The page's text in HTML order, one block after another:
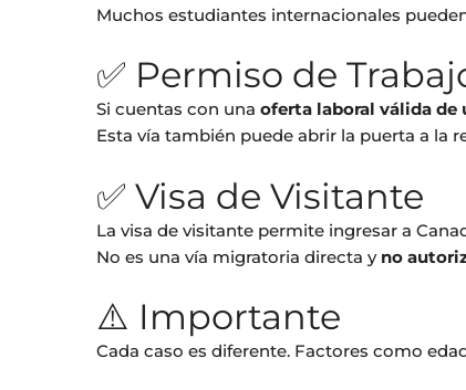
Muchos estudiantes internacionales
✅ Permiso de
Si cuentas con una oferta laboral válida de
Esta vía también puede abrir la puerta a la
✅ Visa de Visitante
La visa de visitante permite ingresar a
No es una vía migratoria directa y no
⚠️ Importante
Cada caso es diferente. Factores como